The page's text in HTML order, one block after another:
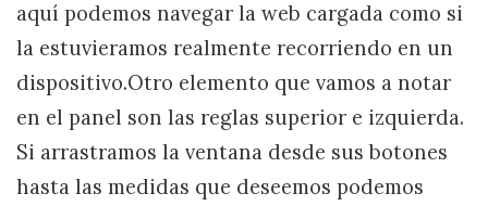
aquí podemos navegar la web cargada como si
la estuvieramos realmente recorriendo en un
dispositivo.Otro elemento que vamos a notar
en el panel son las reglas superior e izquierda.
Si arrastramos la ventana desde sus botones
hasta las medidas que deseemos podemos